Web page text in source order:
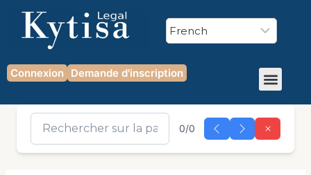
Connexion Demande d'inscription
0/0